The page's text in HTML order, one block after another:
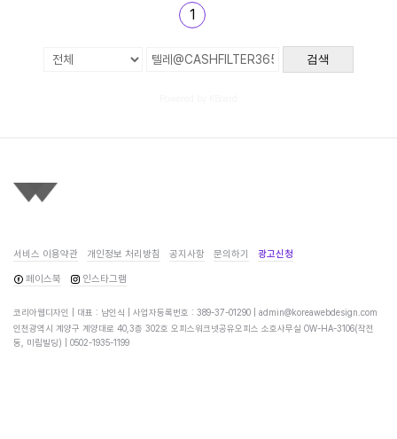
1
검색
서비스 이용약관 개인정보 처리방침 공지사항 문의하기 광고신청
페이스북 인스타그램
코리아웹디자인 | 대표 : 남인식 | 사업자등록번호 : 389-37-01290 | admin@koreawebdesign.com
인천광역시 계양구 계양대로 40,3층 302호 오피스워크넷공유오피스 소호사무실 OW-HA-3106(작전
동, 미림빌딩) | 0502-1935-1199